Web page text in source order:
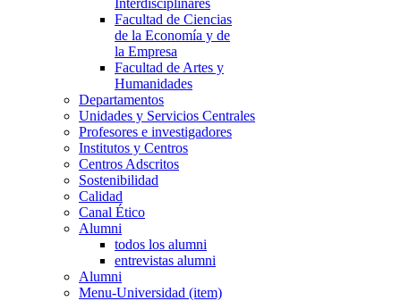
Interdisciplinares
Facultad de Ciencias
de la Economía y de
la Empresa
Facultad de Artes y
Humanidades
Departamentos
Unidades y Servicios Centrales
Profesores e investigadores
Institutos y Centros
Centros Adscritos
Sostenibilidad
Calidad
Canal Ético
Alumni
todos los alumni
entrevistas alumni
Alumni
Menu-Universidad (item)